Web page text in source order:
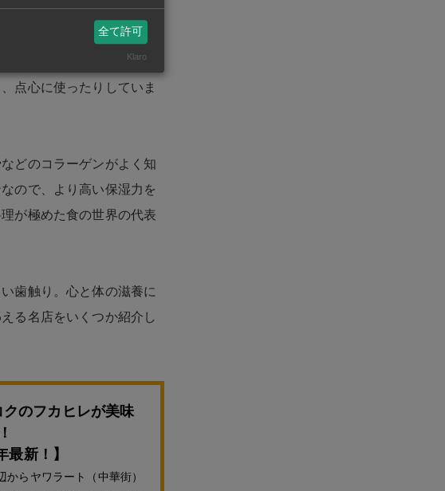
「ヒレ」。ヒレの形を残
らのヒレを一度乾燥させ
点心に使ったりしていま
どのコラーゲンがよく知
ので、より高い保湿力を
が極めた食の世界の代表
歯触り。心と体の滋養に
る名店をいくつか紹介し
クのフカヒレが美味
最新！】
からヤワラート（中華街）
全て許可
Klaro